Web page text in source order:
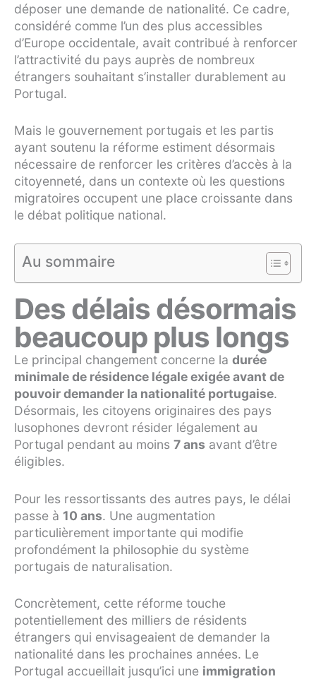
déposer une demande de nationalité. Ce cadre,
considéré comme l’un des plus accessibles
d’Europe occidentale, avait contribué à renforcer
l’attractivité du pays auprès de nombreux
étrangers souhaitant s’installer durablement au
Portugal.
Mais le gouvernement portugais et les partis
ayant soutenu la réforme estiment désormais
nécessaire de renforcer les critères d’accès à la
citoyenneté, dans un contexte où les questions
migratoires occupent une place croissante dans
le débat politique national.
Au sommaire
Des délais désormais
beaucoup plus longs
Le principal changement concerne la durée
minimale de résidence légale exigée avant de
pouvoir demander la nationalité portugaise.
Désormais, les citoyens originaires des pays
lusophones devront résider légalement au
Portugal pendant au moins 7 ans avant d’être
éligibles.
Pour les ressortissants des autres pays, le délai
passe à 10 ans. Une augmentation
particulièrement importante qui modifie
profondément la philosophie du système
portugais de naturalisation.
Concrètement, cette réforme touche
potentiellement des milliers de résidents
étrangers qui envisageaient de demander la
nationalité dans les prochaines années. Le
Portugal accueillait jusqu’ici une immigration